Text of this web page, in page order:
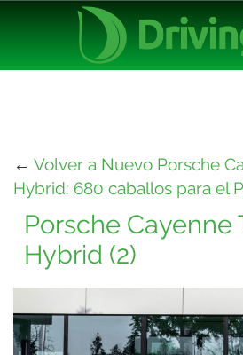
← Volver a Nuevo Porsche
Hybrid: 680 caballos para el
Porsche Cayenne
Hybrid (2)